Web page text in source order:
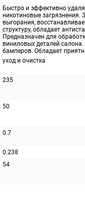
Быстро и эффективно
никотиновые загрязнения.
выгорания,
структуру, обладает
Предназначен для
виниловых деталей
бамперов. Обладает
уход и очистка
235
50
0.7
0.238
54